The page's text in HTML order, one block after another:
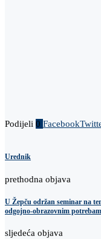
Podijeli 0 Facebook
Urednik
prethodna objava
U Žepču održan seminar na
odgojno-obrazovnim
sljedeća objava